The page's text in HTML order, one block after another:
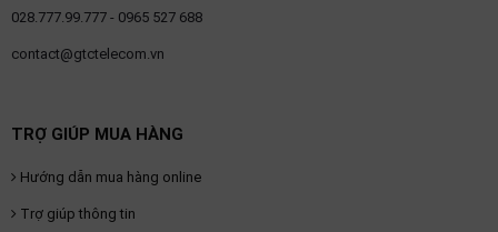
028.777.99.777 - 0965 527 688
contact@gtctelecom.vn
TRỢ GIÚP MUA HÀNG
Hướng dẫn mua hàng online
Trợ giúp thông tin